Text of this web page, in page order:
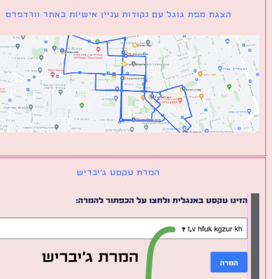
הצגת מפת גוגל עם נקודות עניין אישיות באתר וורדפרס
המרת טקסט ג׳יבריש